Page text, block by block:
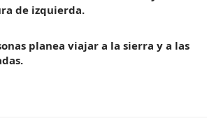
de izquierda.
planea viajar a la sierra y a las